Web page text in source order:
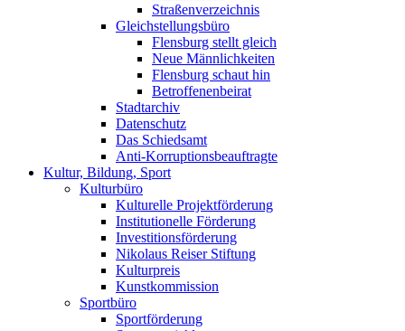
Straßenverzeichnis
Gleichstellungsbüro
Flensburg stellt gleich
Neue Männlichkeiten
Flensburg schaut hin
Betroffenenbeirat
Stadtarchiv
Datenschutz
Das Schiedsamt
Anti-Korruptionsbeauftragte
Kultur, Bildung, Sport
Kulturbüro
Kulturelle Projektförderung
Institutionelle Förderung
Investitionsförderung
Nikolaus Reiser Stiftung
Kulturpreis
Kunstkommission
Sportbüro
Sportförderung